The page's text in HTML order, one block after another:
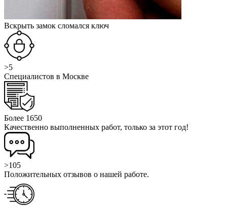
Вскрыть замок сломался ключ
>5
Специалистов в Москве
Более 1650
Качественно выполненных работ, только за этот год!
>105
Положительных отзывов о нашей работе.